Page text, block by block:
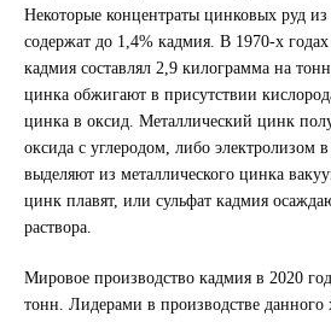
Некоторые концентраты цинковых руд
содержат до 1,4% кадмия. В 1970-х
кадмия составлял 2,9 килограмма на
цинка обжигают в присутствии
цинка в оксид. Металлический цинк
оксида с углеродом, либо электролизом
выделяют из металлического цинка
цинк плавят, или сульфат кадмия
раствора.
Мировое производство кадмия в 2020
тонн. Лидерами в производстве данного